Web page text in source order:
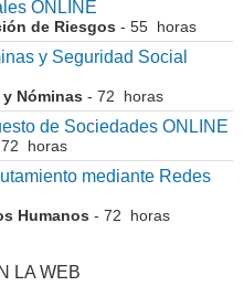
ONLINE
de Riesgos - 55 horas
y Seguridad Social
Nóminas - 72 horas
de Sociedades ONLINE
horas
mediante Redes
Humanos - 72 horas
LA WEB